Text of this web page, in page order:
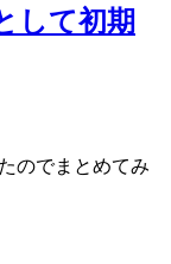
して初期
のでまとめてみ